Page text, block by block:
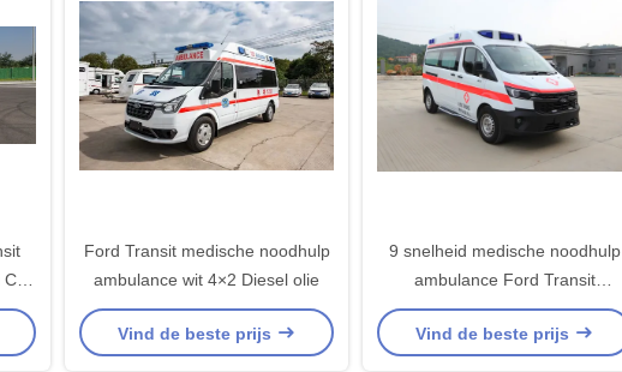
Ford Transit medische noodhulp
ambulance wit 4×2 Diesel olie
Vind de beste prijs
9 snelheid medische noodhulp
ambulance Ford Transit
Middenas
Vind de beste prijs